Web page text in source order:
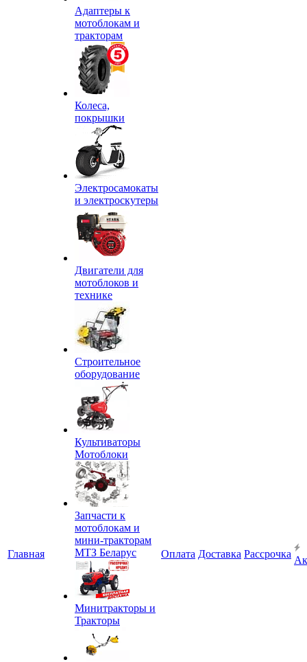
Главная
Адаптеры к
мотоблокам и
тракторам
Колеса,
покрышки
Электросамокаты
и электроскутеры
Двигатели для
мотоблоков и
технике
Строительное
оборудование
Культиваторы
Мотоблоки
Запчасти к
мотоблокам и
мини-тракторам
МТЗ Беларус
Минитракторы и
Тракторы
Оплата Доставка Рассрочка